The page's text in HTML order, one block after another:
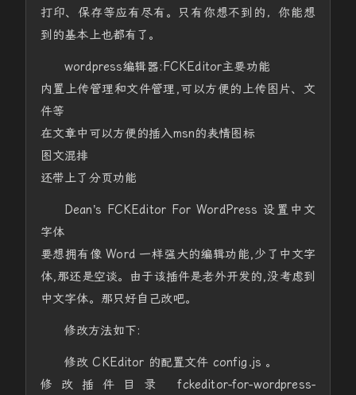
打印、保存等应有尽有。只有你想不到的，你能想
到的基本上也都有了。
wordpress编辑器:FCKEditor主要功能
内置上传管理和文件管理,可以方便的上传图片、文
件等
在文章中可以方便的插入msn的表情图标
图文混排
还带上了分页功能
Dean’s FCKEditor For WordPress 设置中文
字体
要想拥有像 Word 一样强大的编辑功能,少了中文字
体,那还是空谈。由于该插件是老外开发的,没考虑到
中文字体。那只好自己改吧。
修改方法如下:
修改 CKEditor 的配置文件 config.js 。
修改插件目录 fckeditor-for-wordpress-